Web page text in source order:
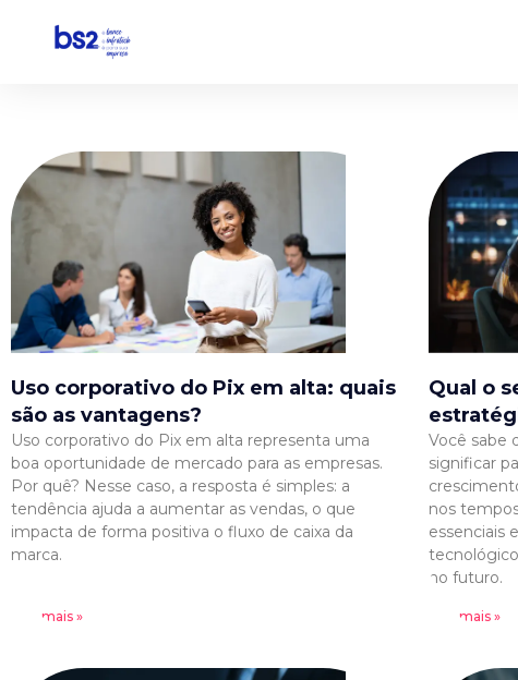
conteúdo
Uso corporativo do Pix em alta: quais
são as vantagens?
Uso corporativo do Pix em alta representa uma
boa oportunidade de mercado para as empresas.
Por quê? Nesse caso, a resposta é simples: a
tendência ajuda a aumentar as vendas, o que
impacta de forma positiva o fluxo de caixa da
marca.
Leia mais »
Qual o
Você sabe
significar
nos
essenciais
no futuro.
Leia mais »